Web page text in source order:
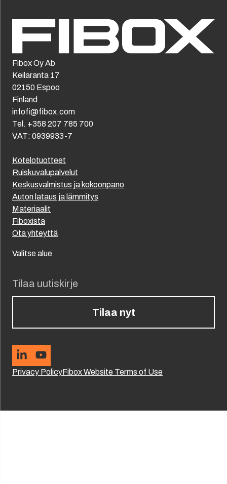
Tilaa uutiskirje
Tilaa nyt
Privacy PolicyFibox Website Terms of Use
Kotelotuotteet
Ruiskuvalupalvelut
Keskusvalmistus ja kokoonpano
Auton lataus ja lämmitys
Materiaalit
Fiboxista
Ota yhteyttä
Valitse alue
Fibox Oy Ab
Keilaranta 17
02150 Espoo
Finland
infofi@fibox.com
Tel. +358 207 785 700
VAT: 0939933-7